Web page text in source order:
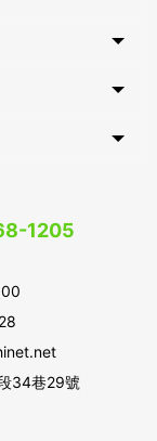
1205
34巷29號